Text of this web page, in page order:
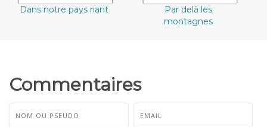
Dans notre pays riant
Par delà les
montagnes
Commentaires